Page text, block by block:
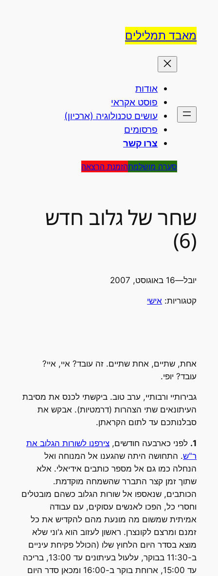
מאבד תמלילים
אודות
פוסט אקראי
עושים טכנולוגיה (ארכיון)
פרסומים
צרו קשר
סערה מושלמתהזמנת הרצאה
שחר של גלוב חדש
(6)
יובל—16 באוגוסט, 2007
קטגוריות: אישי
אחת, שתיים, אחת שתיים. זה עובד? איי, איי?
עובד? יופי.
גבירותיי ורבותיי, ערב טוב. ביקשתי לכנס את מסיבת
העיתונאים שתי הצהרות (דרמטיות). אבקש את
סבלנותכם עד לתום הקראתן.
1. לפני כארבעה חודשים, צירפנו לשורות הגלוב את
ר"ש. התחושה היתה שהגענו אל המנוחה ואל
הנחלה כמו גם אל מספר כותבים אידיאלי. אלא
שתוך זמן קצר התברר שהשמחה מוקדמת.
הכותבים, שנאספו אל שורות הגלוב כשהם מובטלים
וחסרי כל, הפכו לאנשים עסוקים, עם עבודה
אמיתית שמשום מה מונעת מהם להקדיש את כל
זמנם ומרצם לקונצרן. ראשון לעזוב הוא ג'וני שלא
מוצא בסדר היום הלחוץ שלו (הכולל פקיחת עיניים
ב-11:30 בבוקר, עלעול בעיתונים עד 13:00, בריכה
עד 15:00, ארוחת בוקר ב-16:00 ומכאן סדר היום